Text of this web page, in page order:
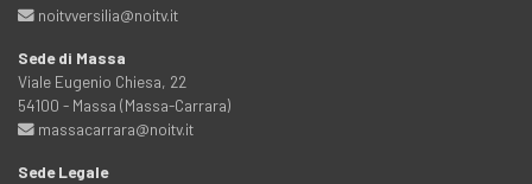
noitvversilia@noitv.it
Sede di Massa
Viale Eugenio Chiesa, 22
54100 - Massa (Massa-Carrara)
massacarrara@noitv.it
Sede Legale